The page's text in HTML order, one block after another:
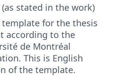
stated in the work)
template for the thesis
according to the
de Montréal
This is English
of the template.